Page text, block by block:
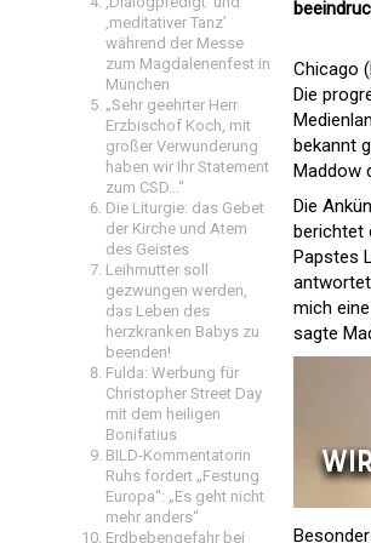
‚meditativer Tanz’
während der Messe
zum Magdalenenfest in
München
„Sehr geehrter Herr
Erzbischof Koch, mit
großer Verwunderung
haben wir Ihr Statement
zum CSD…“
Die Liturgie: das Gebet
der Kirche und Atem
des Geistes
Leihmutter soll
gezwungen werden,
das Leben des
herzkranken Babys zu
beenden!
Fulda: Werbung für
Christopher Street Day
mit dem heiligen
Bonifatius
BILD-Kommentatorin
Ruhs fordert „Festung
Europa“: „Es geht nicht
mehr anders“
Erdbebengefahr bei
Chicago
Die
bekannt
Maddow
Die
berichtet
Papstes
mich
sagte